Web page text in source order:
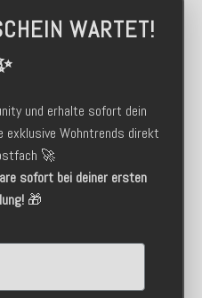
WARTET!
und erhalte sofort dein
exklusive Wohntrends direkt
🚀
sofort bei deiner ersten
🎁